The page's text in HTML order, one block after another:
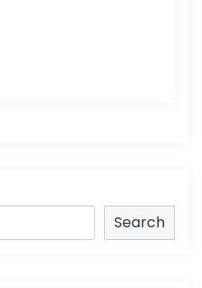
Search